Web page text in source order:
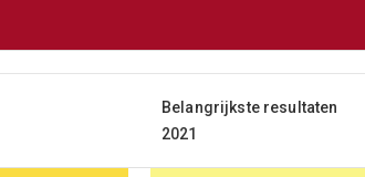
Belangrijkste resultaten
2021